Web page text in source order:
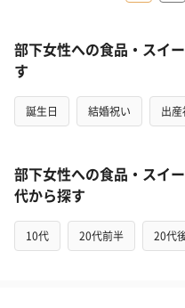
部下女性への食品・スイ
す
誕生日 結婚祝い 出産
部下女性への食品・スイ
代から探す
10代 20代前半 20代